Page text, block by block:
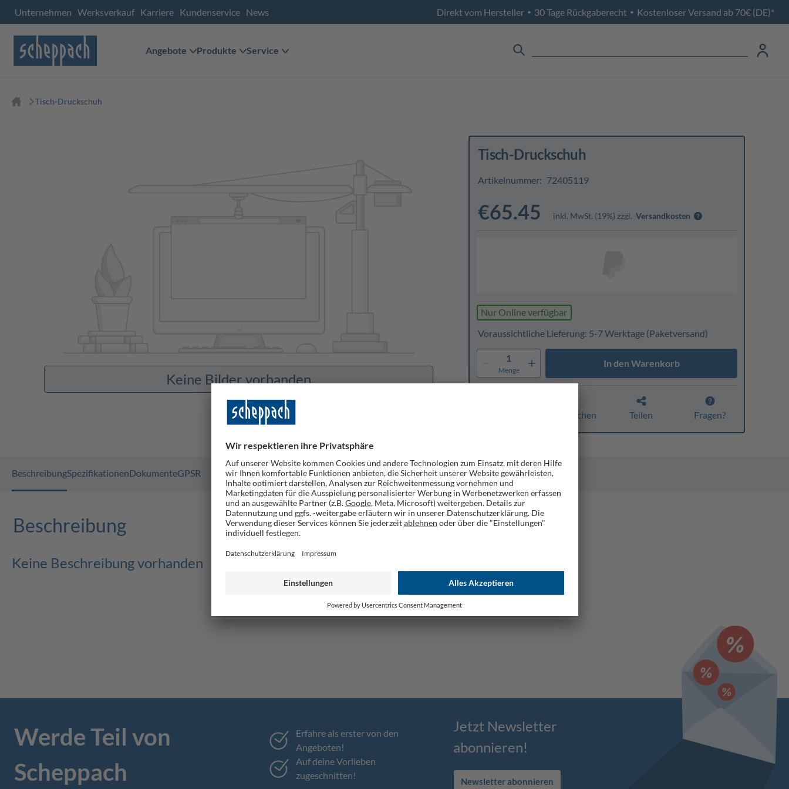
Unternehmen Werksverkauf Karriere Kundenservice News Direkt vom Hersteller • 30 Tage Rückgaberecht • Kostenloser Versand ab 70€ (DE)*
Angebote Produkte Service
Tisch-Druckschuh
Keine Bilder vorhanden
Tisch-Druckschuh
Artikelnummer: 72405119
€65.45 inkl. MwSt. (19%) zzgl. Versandkosten
Nur Online verfügbar
Voraussichtliche Lieferung: 5-7 Werktage(Paketversand)
1
Menge
In den Warenkorb
Vergleichen Teilen Fragen?
BeschreibungSpezifikationenDokumenteGPSR
Beschreibung
Keine Beschreibung vorhanden
Werde Teil von
Scheppach
Erfahre als erster von den
Angeboten!
Auf deine Vorlieben
zugeschnitten!
Jetzt Newsletter
abonnieren!
Newsletter abonnieren